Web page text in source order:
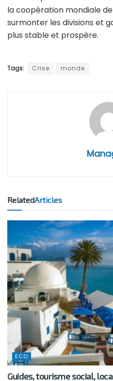
la coopération mondiale
surmonter les divisions et
plus stable et prospère.
Tags: Crise monde
RelatedArticles
ECO
Guides, tourisme social,